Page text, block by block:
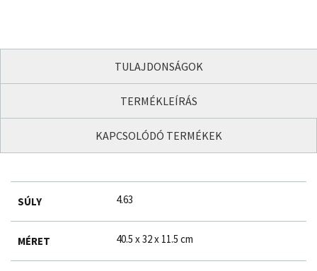
TULAJDONSÁGOK
TERMÉKLEÍRÁS
KAPCSOLÓDÓ TERMÉKEK
SÚLY 4.63
MÉRET 40.5 x 32 x 11.5 cm